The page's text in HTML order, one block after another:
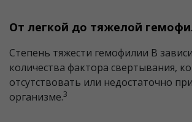
От легкой до тяжелой
Степень тяжести гемофилии В
количества фактора свертывания,
отсутствовать или недостаточно
организме.3